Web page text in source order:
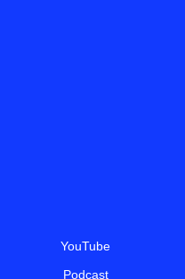
YouTube
Podcast